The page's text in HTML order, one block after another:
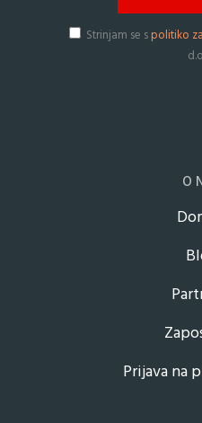
Strinjam se spolitiko
O
Prijava na